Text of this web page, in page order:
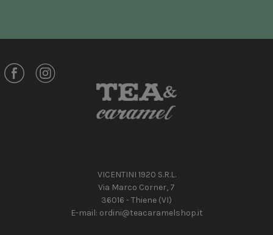
VICENTINI 1920 S.R.L.
Via Marco Corner, 7
36016 - Thiene (VI)
E-mail: ordini@teacaramelshop.it